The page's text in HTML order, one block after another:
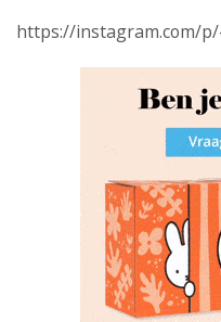
https://instagram.com/